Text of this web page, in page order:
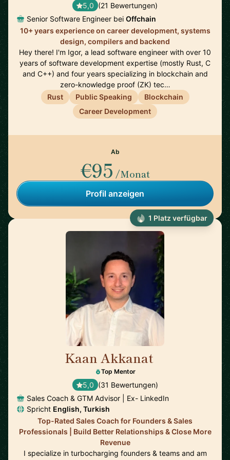
5,0 (21 Bewertungen)
Senior Software Engineer bei Offchain
10+ years experience on career development, systems
design, compilers and backend
Hey there! I'm Igor, a lead software engineer with over 10
years of software development expertise (mostly Rust, C
and C++) and four years specializing in blockchain and
zero-knowledge proof (ZK) tec…
Rust
Public Speaking
Blockchain
Career Development
Ab
€95 /Monat
Profil anzeigen
Kaan Akkanat
Top Mentor
5,0 (31 Bewertungen)
Sales Coach & GTM Advisor | Ex- LinkedIn
Spricht English, Turkish
Top-Rated Sales Coach for Founders & Sales
Professionals | Build Better Relationships & Close More
Revenue
I specialize in turbocharging founders & teams and am
1 Platz verfügbar